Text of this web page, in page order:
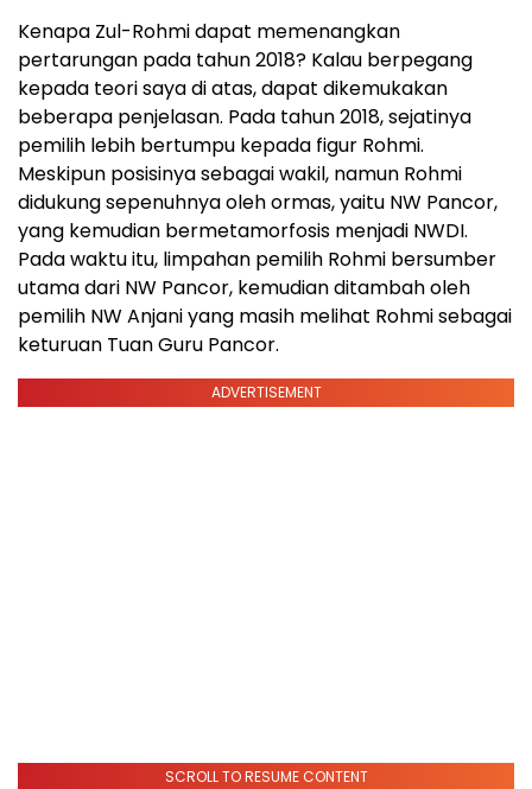
Kenapa Zul-Rohmi dapat memenangkan
pertarungan pada tahun 2018? Kalau berpegang
kepada teori saya di atas, dapat dikemukakan
beberapa penjelasan. Pada tahun 2018, sejatinya
pemilih lebih bertumpu kepada figur Rohmi.
Meskipun posisinya sebagai wakil, namun Rohmi
didukung sepenuhnya oleh ormas, yaitu NW Pancor,
yang kemudian bermetamorfosis menjadi NWDI.
Pada waktu itu, limpahan pemilih Rohmi bersumber
utama dari NW Pancor, kemudian ditambah oleh
pemilih NW Anjani yang masih melihat Rohmi sebagai
keturuan Tuan Guru Pancor.
ADVERTISEMENT
SCROLL TO RESUME CONTENT